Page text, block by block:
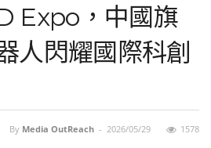
Expo，中國旗
人閃耀國際科創
By Media OutReach - 2026/05/29 1578